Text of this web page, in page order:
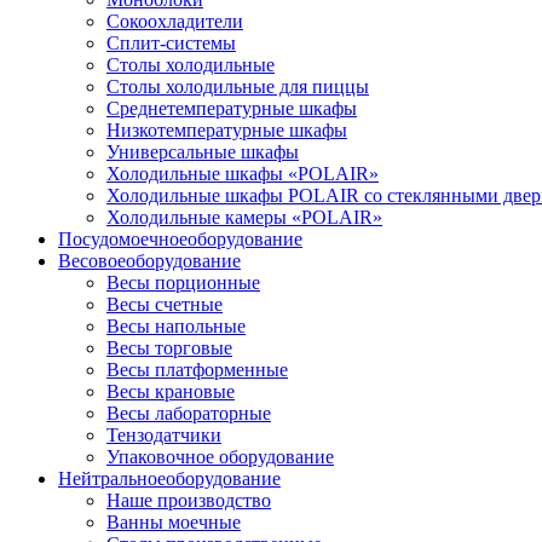
Сокоохладители
Сплит-системы
Столы холодильные
Столы холодильные для пиццы
Среднетемпературные шкафы
Низкотемпературные шкафы
Универсальные шкафы
Холодильные шкафы «POLAIR»
Холодильные шкафы POLAIR со стеклянными
Холодильные камеры «POLAIR»
Посудомоечноеоборудование
Весовоеоборудование
Весы порционные
Весы счетные
Весы напольные
Весы торговые
Весы платформенные
Весы крановые
Весы лабораторные
Тензодатчики
Упаковочное оборудование
Нейтральноеоборудование
Наше производство
Ванны моечные